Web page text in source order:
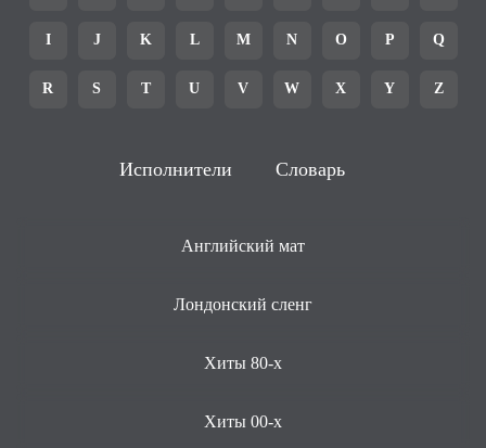
I J K L M N O P Q
R S T U V W X Y Z
Исполнители Словарь
Английский мат
Лондонский сленг
Хиты 80-х
Хиты 00-х